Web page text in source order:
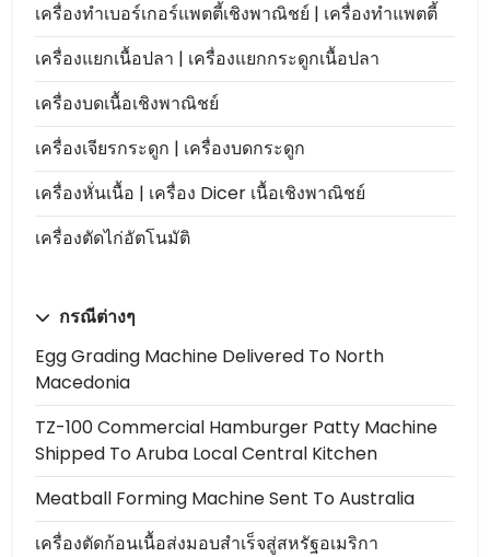
เครื่องทำเบอร์เกอร์แพตตี้เชิงพาณิชย์ | เครื่องทำแพตตี้
เครื่องแยกเนื้อปลา | เครื่องแยกกระดูกเนื้อปลา
เครื่องบดเนื้อเชิงพาณิชย์
เครื่องเจียรกระดูก | เครื่องบดกระดูก
เครื่องหั่นเนื้อ | เครื่อง Dicer เนื้อเชิงพาณิชย์
เครื่องตัดไก่อัตโนมัติ
กรณีต่างๆ
Egg Grading Machine Delivered To North
Macedonia
TZ-100 Commercial Hamburger Patty Machine
Shipped To Aruba Local Central Kitchen
Meatball Forming Machine Sent To Australia
เครื่องตัดก้อนเนื้อส่งมอบสำเร็จสู่สหรัฐอเมริกา